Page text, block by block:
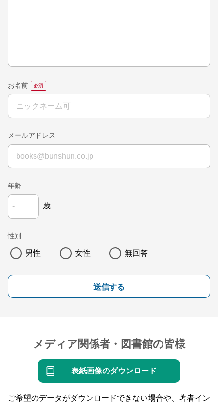
お名前
メールアドレス
年齢
歳
性別
男性 女性 無回答
送信する
メディア関係者・図書館の皆様
表紙画像のダウンロード
ご希望のデータがダウンロードできない場合や、著者イン